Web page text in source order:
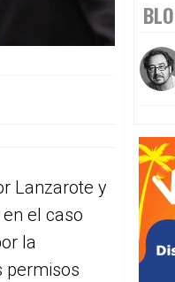
Lanzarote y
el caso
la
permisos